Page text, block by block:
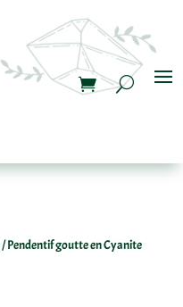
/ Pendentif goutte en Cyanite